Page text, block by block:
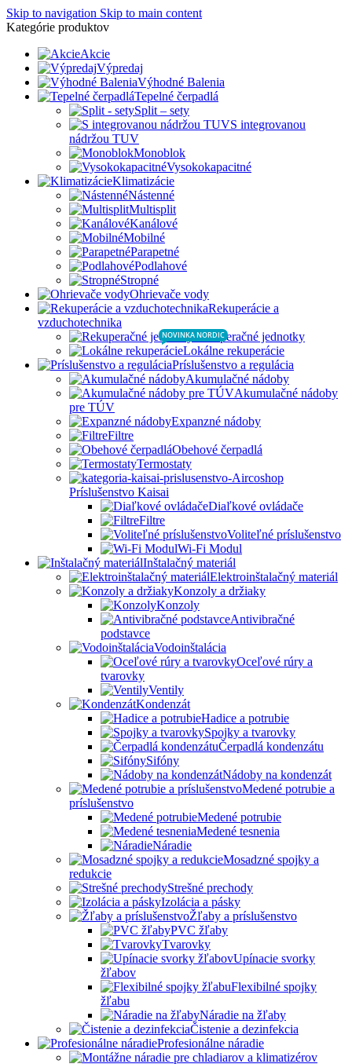
Skip to navigation Skip to main content
Kategórie produktov
Akcie
Výpredaj
Výhodné Balenia
Tepelné čerpadlá
Split – sety
S integrovanou
nádržou TUV
Monoblok
Vysokokapacitné
Klimatizácie
Nástenné
NOVINKA NORDIC
Multisplit
Kanálové
Mobilné
Parapetné
Podlahové
Stropné
Ohrievače vody
Rekuperácie a
vzduchotechnika
Rekuperačné jednotky
Lokálne rekuperácie
Príslušenstvo a regulácia
Akumulačné nádoby
Akumulačné nádoby
pre TÚV
Expanzné nádoby
Filtre
Obehové čerpadlá
Termostaty
Príslušenstvo Kaisai
Diaľkové ovládače
Filtre
Voliteľné príslušenstvo
Wi-Fi Modul
Inštalačný materiál
Elektroinštalačný materiál
Konzoly a držiaky
Konzoly
Antivibračné
podstavce
Vodoinštalácia
Oceľové rúry a
tvarovky
Ventily
Kondenzát
Hadice a potrubie
Spojky a tvarovky
Čerpadlá kondenzátu
Sifóny
Nádoby na kondenzát
Medené potrubie a
príslušenstvo
Medené potrubie
Medené tesnenia
Náradie
Mosadzné spojky a
redukcie
Strešné prechody
Izolácia a pásky
Žľaby a príslušenstvo
PVC žľaby
Tvarovky
Upínacie svorky
žľabov
Flexibilné spojky
žľabu
Náradie na žľaby
Čistenie a dezinfekcia
Profesionálne náradie